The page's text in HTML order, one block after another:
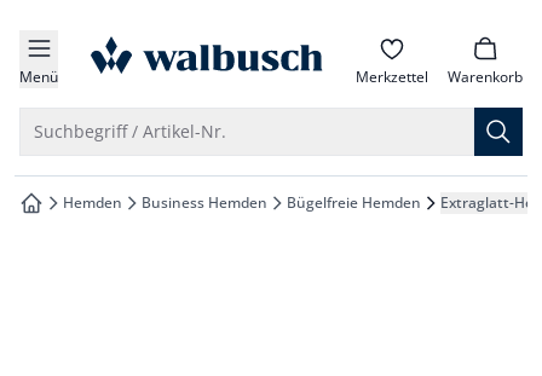
springen
springen
springen
springen
Menü zur Startseite Merkzettel Warenkorb
Suchbegriff / Artikel-Nr.
zur Startseite
Hemden Business Hemden Bügelfreie Hemden Extraglatt-